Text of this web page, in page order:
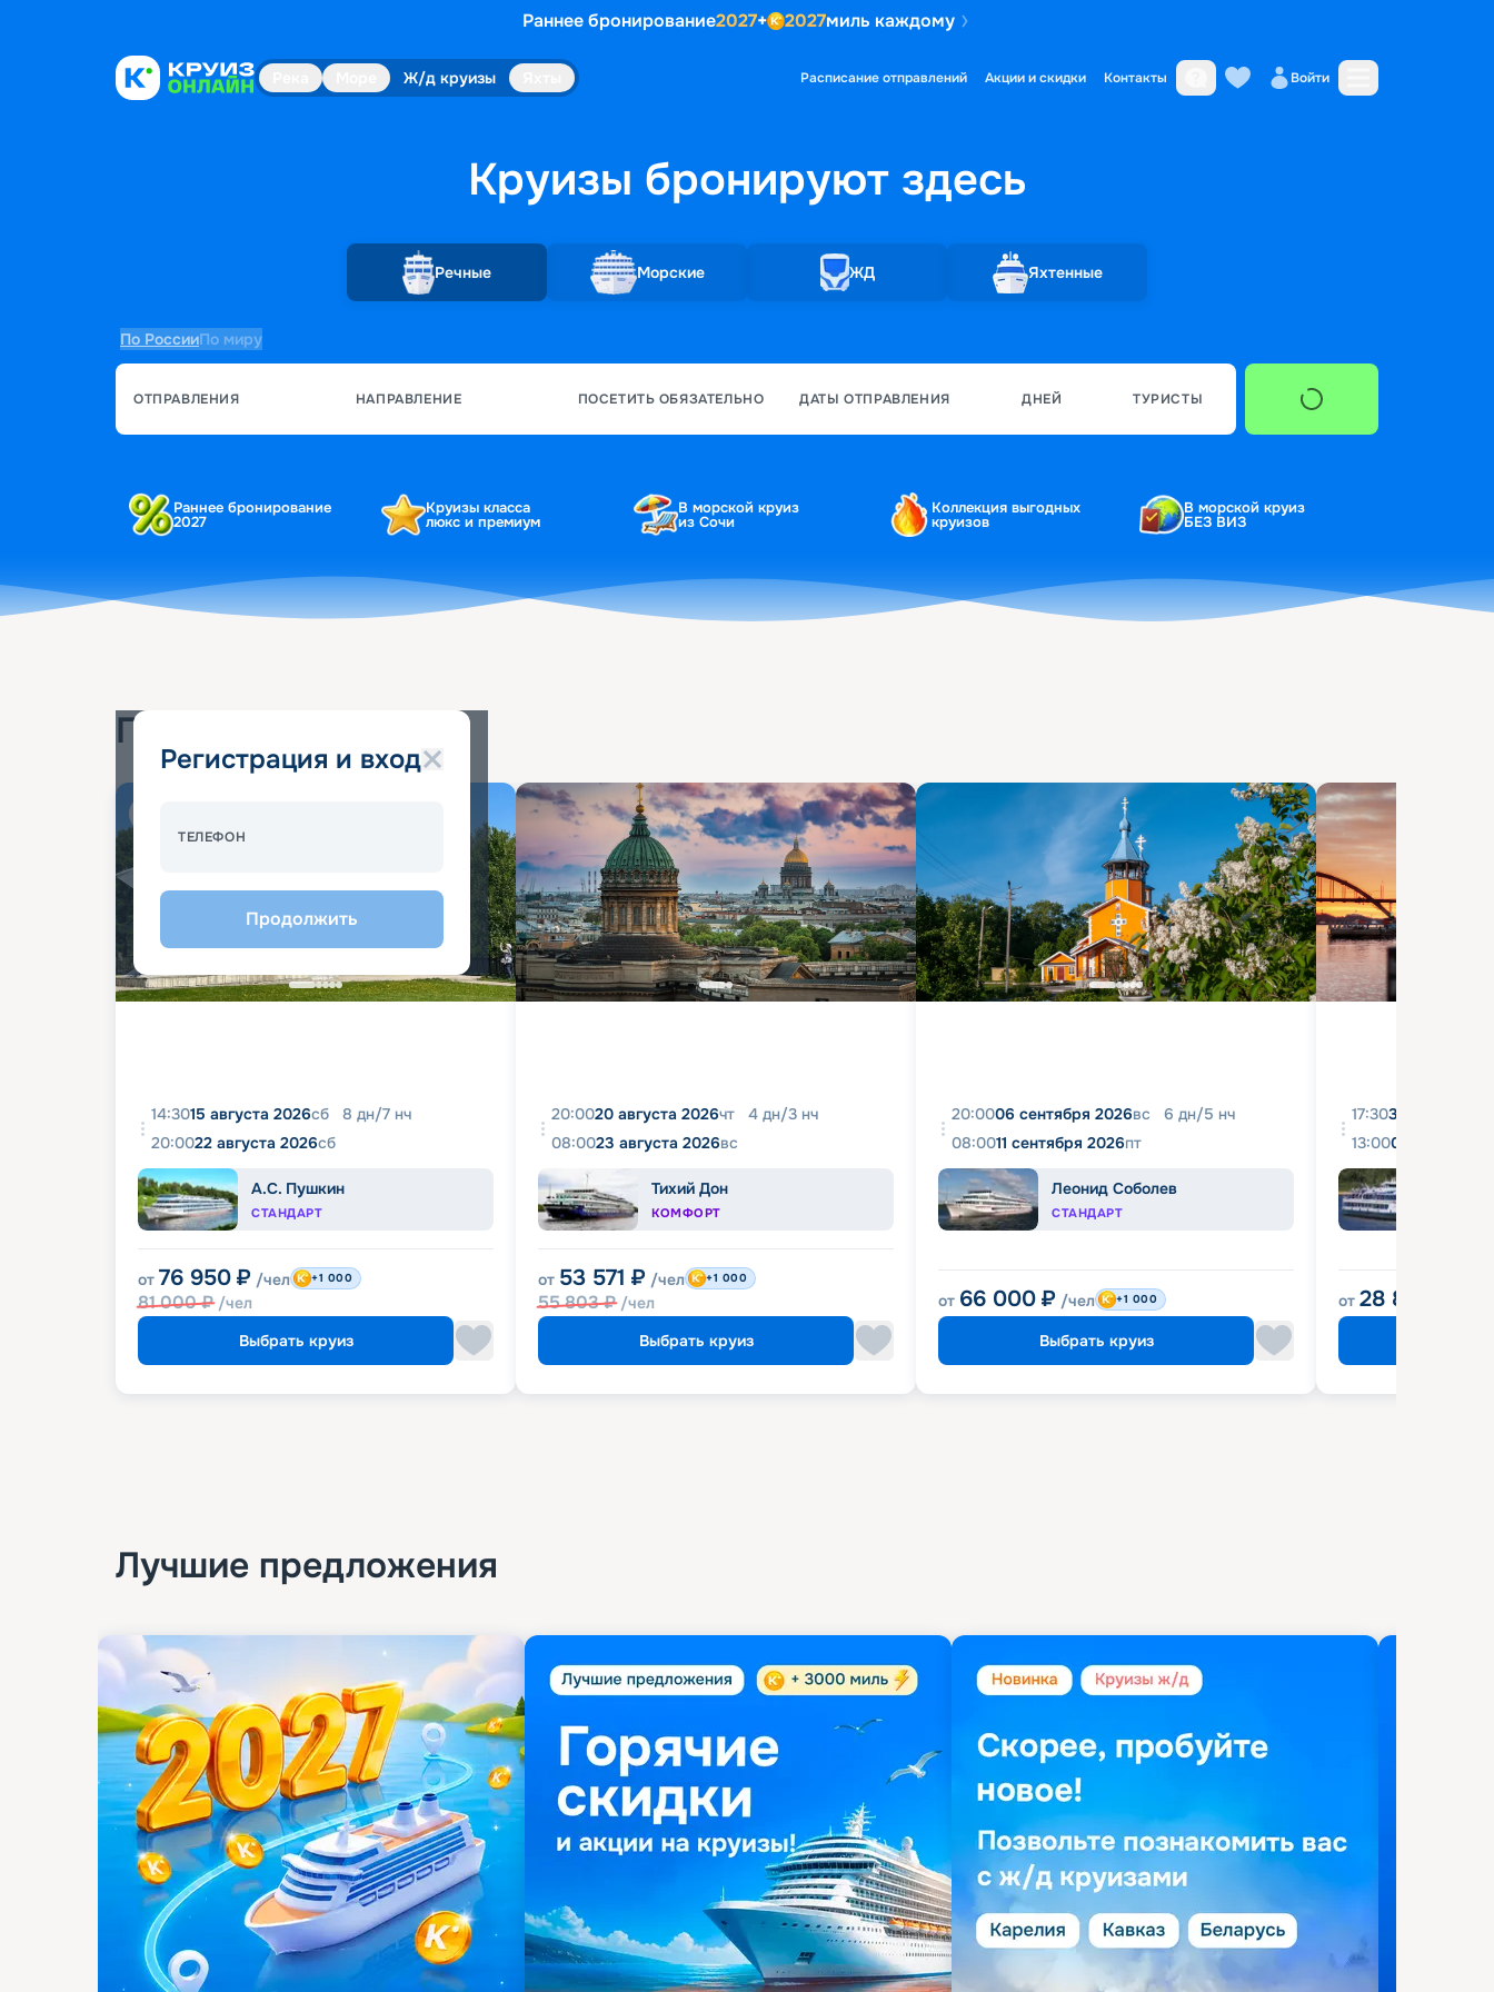
Раннее бронирование2027+ 2027миль каждому
Ж/д круизы Расписание отправлений Акции и скидки Контакты Войти
Круизы бронируютздесь
Речные Морские ЖД Яхтенные
По РоссииПо миру
ОТПРАВЛЕНИЯ НАПРАВЛЕНИЕ ПОСЕТИТЬ ОБЯЗАТЕЛЬНО ДАТЫ ОТПРАВЛЕНИЯ ДНЕЙ ТУРИСТЫ
Раннее бронирование
2027
Круизы класса
люкс и премиум
В морской круиз
из Сочи
Коллекция выгодных
круизов
В морской круиз
БЕЗ ВИЗ
Регистрация и вход
ТЕЛЕФОН
Продолжить
Популярные круизы
14:3015 августа 2026сб 8 дн/7 нч
20:0022 августа 2026сб
А.С. Пушкин
СТАНДАРТ
от 76 950 ₽ /чел
81 000₽ /чел
+1 000
Выбрать круиз
20:0020 августа 2026чт 4 дн/3 нч
08:0023 августа 2026вс
Тихий Дон
КОМФОРТ
от 53 571 ₽ /чел
55 803₽ /чел
+1 000
Выбрать круиз
20:0006 сентября 2026вс 6 дн/5 нч
08:0011 сентября 2026пт
Леонид Соболев
СТАНДАРТ
от 66 000 ₽ /чел +1 000
Выбрать круиз
17:3031 августа
13:0004 сентября
от 28 800
Лучшие предложения